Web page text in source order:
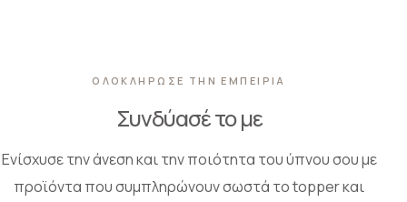
ΟΛΟΚΛΗΡΩΣΕ ΤΗΝ ΕΜΠΕΙΡΙΑ
Συνδύασέ το με
Ενίσχυσε την άνεση και την ποιότητα του ύπνου σου με
προϊόντα που συμπληρώνουν σωστά το topper και